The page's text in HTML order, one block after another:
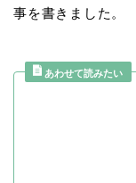
事を書きました。